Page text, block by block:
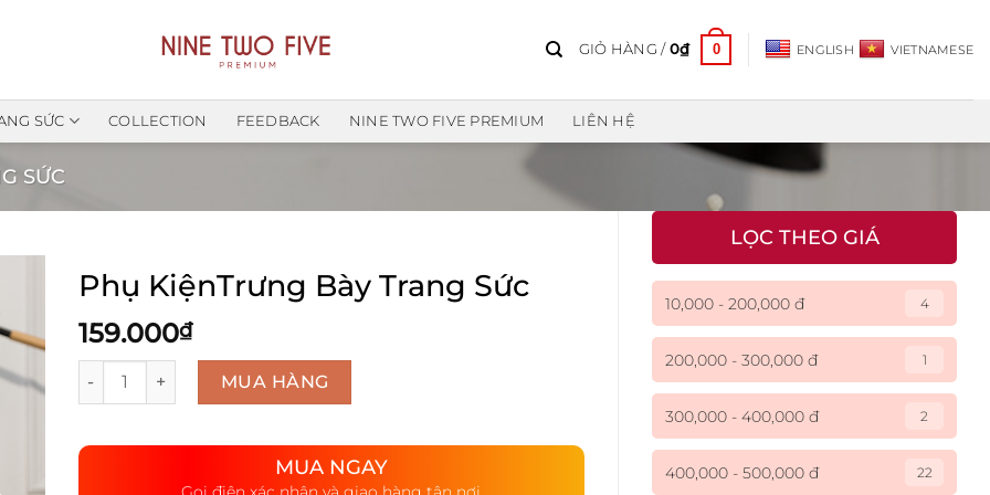
GIỎ HÀNG / 0₫ 0 ENGLISH VIETNAMESE
SỨC COLLECTION FEEDBACK NINE TWO FIVE PREMIUM LIÊN HỆ
SỨC
LỌC THEO GIÁ
10,000 - 200,000 đ 4
200,000 - 300,000 đ 1
300,000 - 400,000 đ 2
400,000 - 500,000 đ 22
Phụ KiệnTrưng Bày Trang Sức
159.000₫
Số lượng MUA HÀNG
MUA NGAY